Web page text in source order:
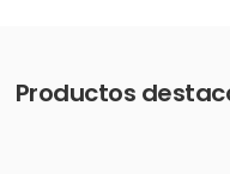
Productos